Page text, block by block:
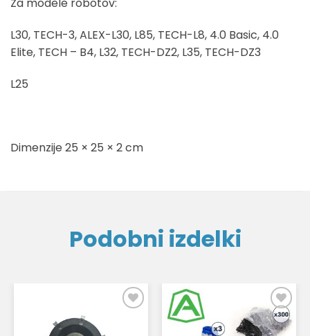
Za modele robotov:
L30, TECH-3, ALEX-L30, L85, TECH-L8, 4.0 Basic, 4.0
Elite, TECH – B4, L32, TECH-DZ2, L35, TECH-DZ3
L25
Dimenzije 25 × 25 × 2 cm
Podobni izdelki